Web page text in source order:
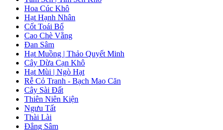
Hoa Cúc Khô
Hạt Hạnh Nhân
Cốt Toái Bổ
Cao Chè Vằng
Đan Sâm
Hạt Muồng | Thảo Quyết Minh
Cây Dừa Cạn Khô
Hạt Mùi | Ngò Hạt
Rễ Cỏ Tranh - Bạch Mao Căn
Cây Sài Đất
Thiên Niên Kiện
Ngưu Tất
Thài Lài
Đẳng Sâm